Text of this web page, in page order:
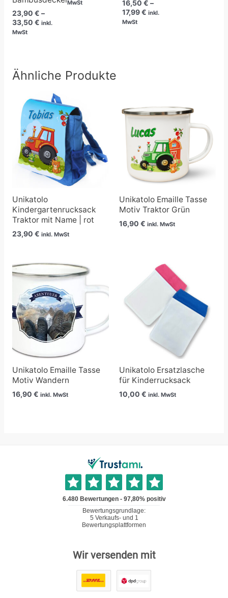
23,90 € –
33,50 € inkl.
MwSt
MwSt 16,50€ –
17,99€ inkl.
MwSt
Ähnliche Produkte
Unikatolo
Kindergartenrucksack
Traktor mit Name | rot
23,90 € inkl. MwSt
Unikatolo Emaille Tasse
Motiv Traktor Grün
16,90 € inkl. MwSt
Unikatolo Emaille Tasse
Motiv Wandern
16,90 € inkl. MwSt
Unikatolo Ersatzlasche
für Kinderrucksack
10,00 € inkl. MwSt
Wir versenden mit